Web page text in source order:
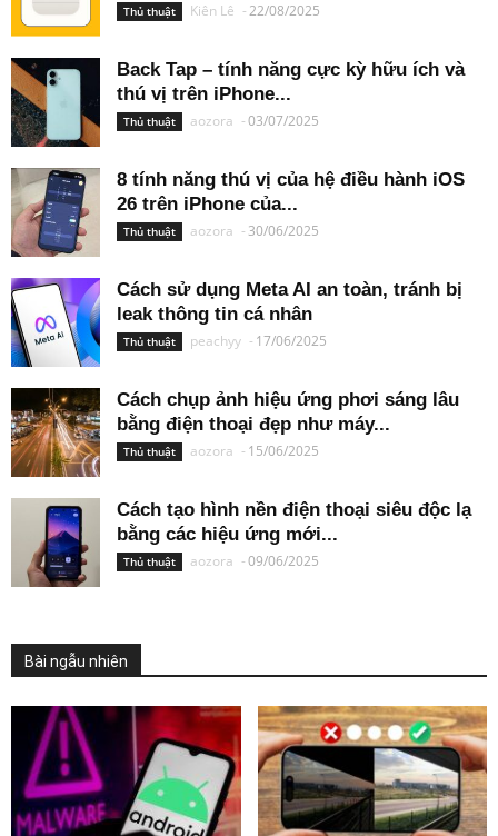
Thủ thuật Kiên Lê -22/08/2025
Back Tap – tính năng cực kỳ hữu ích và
thú vị trên iPhone...
Thủ thuật aozora -03/07/2025
8 tính năng thú vị của hệ điều hành iOS
26 trên iPhone của...
Thủ thuật aozora - 30/06/2025
Cách sử dụng Meta AI an toàn, tránh bị
leak thông tin cá nhân
Thủ thuật peachyy - 17/06/2025
Cách chụp ảnh hiệu ứng phơi sáng lâu
bằng điện thoại đẹp như máy...
Thủ thuật aozora - 15/06/2025
Cách tạo hình nền điện thoại siêu độc lạ
bằng các hiệu ứng mới...
Thủ thuật aozora -09/06/2025
Bài ngẫu nhiên